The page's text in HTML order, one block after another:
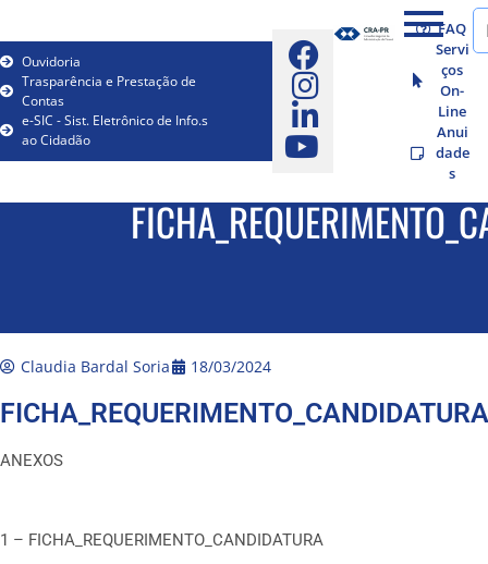
Ouvidoria
Trasparência e Prestação de
Contas
e-SIC - Sist. Eletrônico de Info.s
ao Cidadão
FAQ
Servi
ços
On-
Line
Anui
dade
s
Claudia Bardal Soria 18/03/2024
FICHA_REQUERIMENTO_CANDIDATURA
ANEXOS
1 – FICHA_REQUERIMENTO_CANDIDATURA